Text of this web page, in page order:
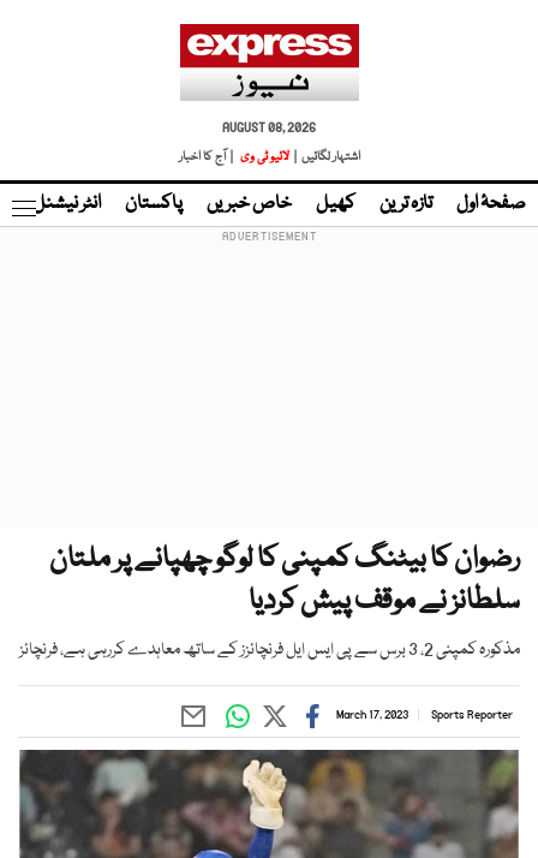
AUGUST 08, 2026
اشتہار لگائیں |
لائیو ٹی وی | آج کا اخبار
صفحۂ اول تازہ ترین کھیل خاص خبریں پاکستان انٹر نیشنل
رضوان کا بیٹنگ کمپنی کا لوگو چھپانے پر ملتان
سلطانز نے موقف پیش کردیا
مذکورہ کمپنی 2، 3 برس سے پی ایس ایل فرنچائزز کے ساتھ معاہدے کررہی ہے، فرنچائز
Sports Reporter
March 17, 2023